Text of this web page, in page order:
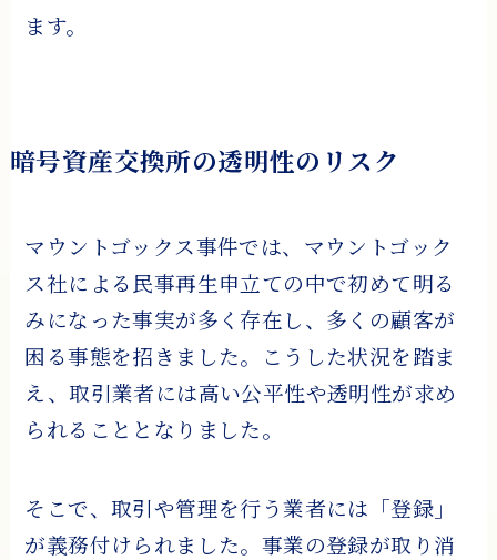
ます。
暗号資産交換所の透明性のリスク
マウントゴックス事件では、マウントゴック
ス社による民事再生申立ての中で初めて明る
みになった事実が多く存在し、多くの顧客が
困る事態を招きました。こうした状況を踏ま
え、取引業者には高い公平性や透明性が求め
られることとなりました。
そこで、取引や管理を行う業者には「登録」
が義務付けられました。事業の登録が取り消